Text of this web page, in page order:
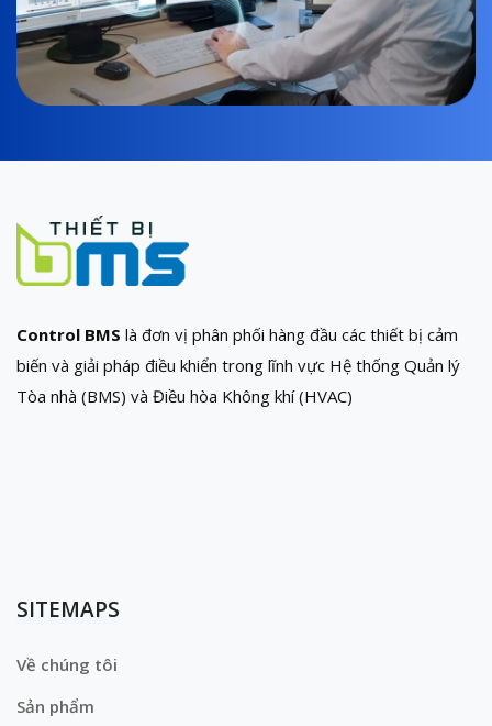
Control BMS là đơn vị phân phối hàng đầu các thiết bị cảm
biến và giải pháp điều khiển trong lĩnh vực Hệ thống Quản lý
Tòa nhà (BMS) và Điều hòa Không khí (HVAC)
SITEMAPS
Về chúng tôi
Sản phẩm